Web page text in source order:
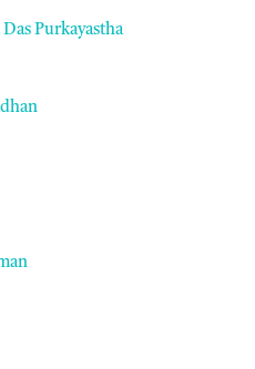
Das Purkayastha